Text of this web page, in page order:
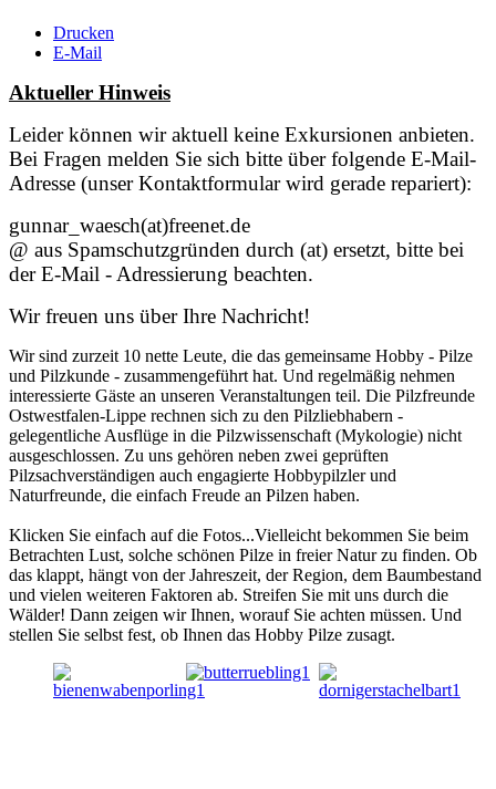
Drucken
E-Mail
Aktueller Hinweis
Leider können wir aktuell keine Exkursionen anbieten.
Bei Fragen melden Sie sich bitte über folgende E-Mail-
Adresse (unser Kontaktformular wird gerade repariert):
gunnar_waesch(at)freenet.de
@ aus Spamschutzgründen durch (at) ersetzt, bitte bei
der E-Mail - Adressierung beachten.
Wir freuen uns über Ihre Nachricht!
Wir sind zurzeit 10 nette Leute, die das gemeinsame Hobby - Pilze
und Pilzkunde - zusammengeführt hat. Und regelmäßig nehmen
interessierte Gäste an unseren Veranstaltungen teil. Die Pilzfreunde
Ostwestfalen-Lippe rechnen sich zu den Pilzliebhabern -
gelegentliche Ausflüge in die Pilzwissenschaft (Mykologie) nicht
ausgeschlossen. Zu uns gehören neben zwei geprüften
Pilzsachverständigen auch engagierte Hobbypilzler und
Naturfreunde, die einfach Freude an Pilzen haben.
Klicken Sie einfach auf die Fotos...Vielleicht bekommen Sie beim
Betrachten Lust, solche schönen Pilze in freier Natur zu finden. Ob
das klappt, hängt von der Jahreszeit, der Region, dem Baumbestand
und vielen weiteren Faktoren ab. Streifen Sie mit uns durch die
Wälder! Dann zeigen wir Ihnen, worauf Sie achten müssen. Und
stellen Sie selbst fest, ob Ihnen das Hobby Pilze zusagt.